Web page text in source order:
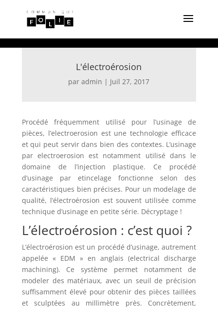
L'électroérosion
paradmin | Juil 27, 2017
Procédé fréquemment utilisé pour l’usinage de
pièces, l’electroerosion est une technologie efficace
et qui peut servir dans bien des contextes. L’usinage
par electroerosion est notamment utilisé dans le
domaine de l’injection plastique. Ce procédé
d’usinage par etincelage fonctionne selon des
caractéristiques bien précises. Pour un modelage de
qualité, l’électroérosion est souvent utilisée comme
technique d’usinage en petite série. Décryptage !
L’électroérosion : c’est quoi ?
L’électroérosion est un procédé d’usinage, autrement
appelée « EDM » en anglais (electrical discharge
machining). Ce système permet notamment de
modeler des matériaux, avec un seuil de précision
suffisamment élevé pour obtenir des pièces taillées
et sculptées au millimètre près. Concrètement,